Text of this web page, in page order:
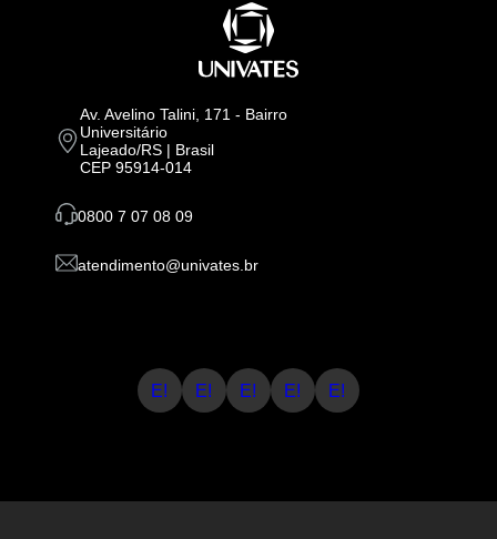
Av. Avelino Talini, 171 - Bairro
Universitário
Lajeado/RS | Brasil
CEP 95914-014
0800 7 07 08 09
atendimento@univates.br
E! E! E! E! E!